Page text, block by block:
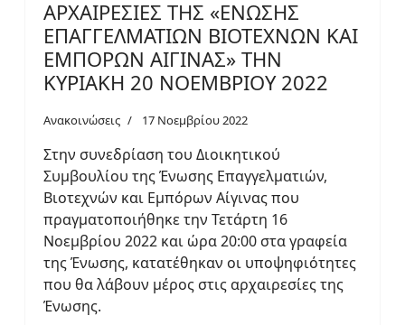
ΑΡΧΑΙΡΕΣΙΕΣ ΤΗΣ «ΕΝΩΣΗΣ
ΕΠΑΓΓΕΛΜΑΤΙΩΝ ΒΙΟΤΕΧΝΩΝ ΚΑΙ
ΕΜΠΟΡΩΝ ΑΙΓΙΝΑΣ» ΤΗΝ
ΚΥΡΙΑΚΗ 20 ΝΟΕΜΒΡΙΟΥ 2022
Ανακοινώσεις 17 Νοεμβρίου 2022
Στην συνεδρίαση του Διοικητικού
Συμβουλίου της Ένωσης Επαγγελματιών,
Βιοτεχνών και Εμπόρων Αίγινας που
πραγματοποιήθηκε την Τετάρτη 16
Νοεμβρίου 2022 και ώρα 20:00 στα γραφεία
της Ένωσης, κατατέθηκαν οι υποψηφιότητες
που θα λάβουν μέρος στις αρχαιρεσίες της
Ένωσης.